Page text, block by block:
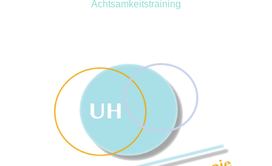
Achtsamkeitstraining